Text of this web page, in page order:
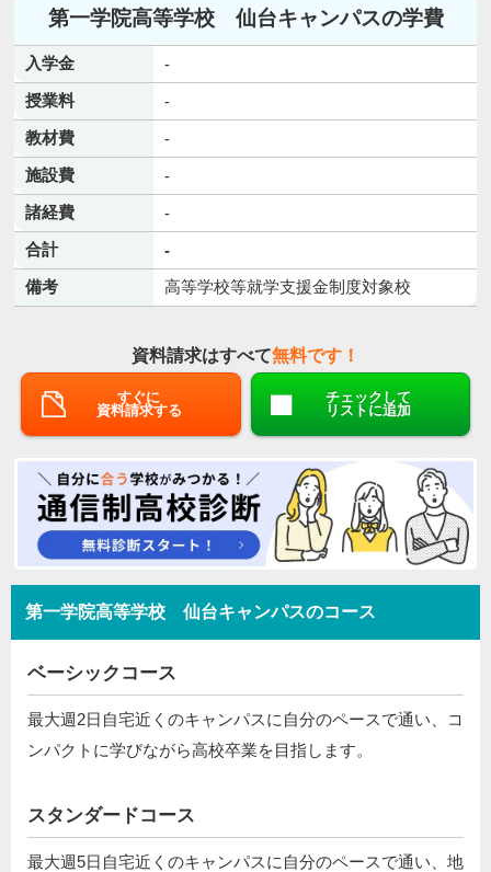
第一学院高等学校 仙台キャンパスの学費
入学金
-
授業料
-
教材費
-
施設費
-
諸経費
-
合計
-
備考
高等学校等就学支援金制度対象校
資料請求はすべて無料です！
すぐに
資料請求する
チェックして
リストに追加
第一学院高等学校 仙台キャンパスのコース
ベーシックコース
最大週2日自宅近くのキャンパスに自分のペースで通い、コ
ンパクトに学びながら高校卒業を目指します。
スタンダードコース
最大週5日自宅近くのキャンパスに自分のペースで通い、地